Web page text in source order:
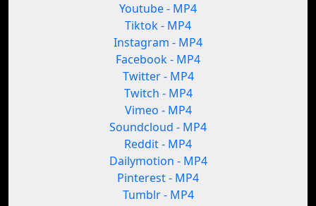
Youtube - MP4
Tiktok - MP4
Instagram - MP4
Facebook - MP4
Twitter - MP4
Twitch - MP4
Vimeo - MP4
Soundcloud - MP4
Reddit - MP4
Dailymotion - MP4
Pinterest - MP4
Tumblr - MP4